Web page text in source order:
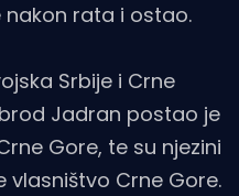
rata i ostao.
Srbije i Crne
Jadran postao je
Gore, te su njezini
vlasništvo Crne Gore.